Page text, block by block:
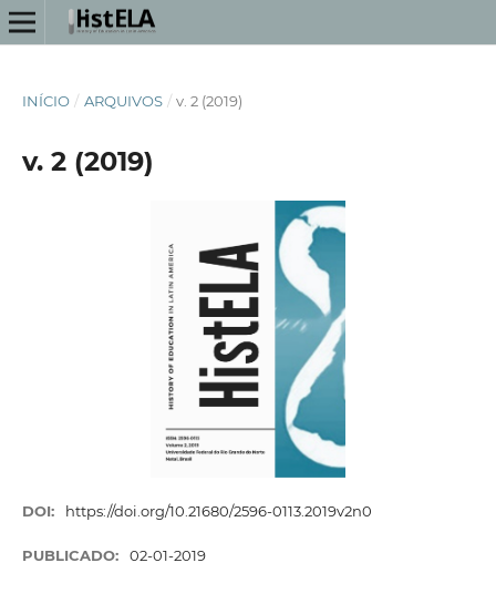
INÍCIO / ARQUIVOS / v. 2 (2019)
v. 2 (2019)
DOI: https://doi.org/10.21680/2596-0113.2019v2n0
PUBLICADO: 02-01-2019